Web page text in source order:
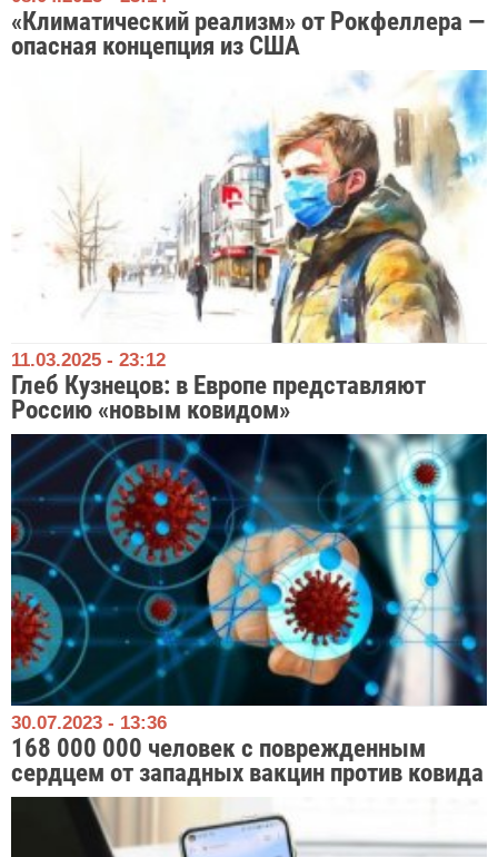
«Климатический реализм» от Рокфеллера —
опасная концепция из США
11.03.2025 - 23:12
Глеб Кузнецов: в Европе представляют
Россию «новым ковидом»
30.07.2023 - 13:36
168 000 000 человек с поврежденным
сердцем от западных вакцин против ковида